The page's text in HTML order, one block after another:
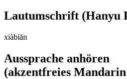
Lautumschrift (Hanyu
xiàbiān
Aussprache anhören
(akzentfreies